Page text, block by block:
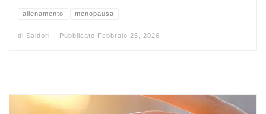
allenamento menopausa
di Saidori Pubblicato Febbraio 25, 2026